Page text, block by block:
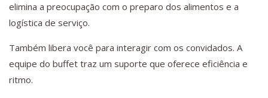
elimina a preocupação com o preparo dos alimentos e a
logística de serviço.
Também libera você para interagir com os convidados. A
equipe do buffet traz um suporte que oferece eficiência e
ritmo.